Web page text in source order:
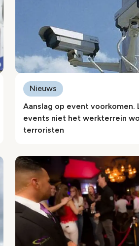
Aanslag op event voorkomen.
events niet het werkterrein
terroristen
Nieuws